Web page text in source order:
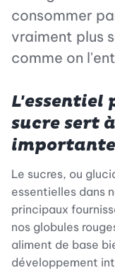
consommer
vraiment plus
comme on
L'essentiel
sucre sert
Le sucres, ou
essentielles dans
principaux
nos globules
aliment de base
développement